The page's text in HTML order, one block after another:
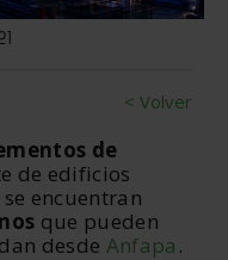
< Volver
de
de edificios
encuentran
que pueden
desde Anfapa .